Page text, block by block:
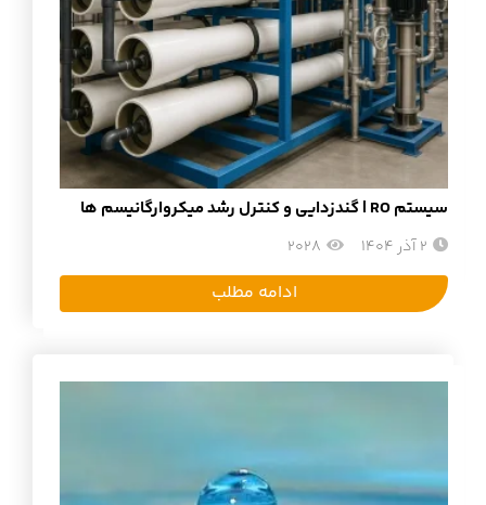
سیستم RO | گندزدایی و کنترل رشد میکروارگانیسم ها
2 آذر 1404 2028
ادامه مطلب